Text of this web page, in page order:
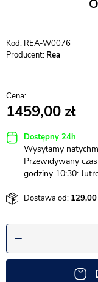
REA-W0076
Producent: Rea
1459,00
Dostępny 24h
Wysyłamy
Przewidywany
godziny 10:30:
Dostawa od: 129,00